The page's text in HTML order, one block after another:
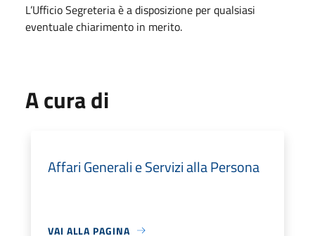
L’Ufficio Segreteria è a disposizione per qualsiasi
eventuale chiarimento in merito.
A cura di
Affari Generali e Servizi alla Persona
VAI ALLA PAGINA